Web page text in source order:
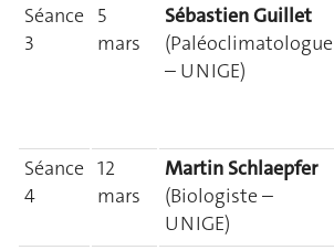
Séance
3
5
mars
Sébastien Guillet
(Paléoclimatologue
– UNIGE)
Séance
4
12
mars
Martin Schlaepfer
(Biologiste –
UNIGE)